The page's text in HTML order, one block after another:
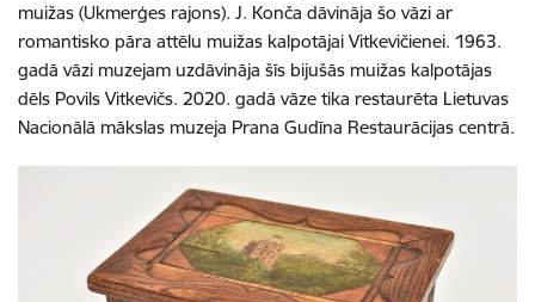
muižas (Ukmerģes rajons). J. Konča dāvināja šo vāzi ar
romantisko pāra attēlu muižas kalpotājai Vitkevičienei. 1963.
gadā vāzi muzejam uzdāvināja šīs bijušās muižas kalpotājas
dēls Povils Vitkevičs. 2020. gadā vāze tika restaurēta Lietuvas
Nacionālā mākslas muzeja Prana Gudīna Restaurācijas centrā.